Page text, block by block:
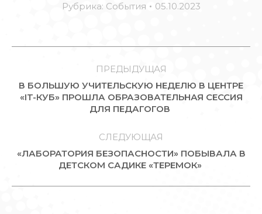
Рубрика: События 05.10.2023
ЗАПИСЯМ
ПРЕДЫДУЩАЯ
Предыдущая
запись:
В БОЛЬШУЮ УЧИТЕЛЬСКУЮ НЕДЕЛЮ В ЦЕНТРЕ
«IT-КУБ» ПРОШЛА ОБРАЗОВАТЕЛЬНАЯ СЕССИЯ
ДЛЯ ПЕДАГОГОВ
СЛЕДУЮЩАЯ
Следующая
«ЛАБОРАТОРИЯ БЕЗОПАСНОСТИ» ПОБЫВАЛА В
ДЕТСКОМ САДИКЕ «ТЕРЕМОК»